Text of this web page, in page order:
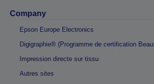
Company
Epson Europe Electronics
Digigraphie® (Programme de certification
Impression directe sur tissu
Autres sites